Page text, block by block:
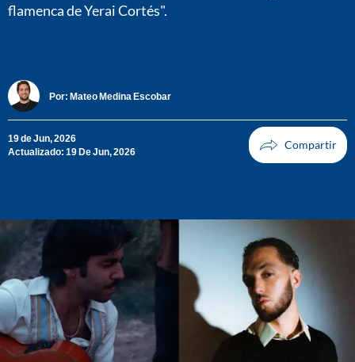
flamenca de Yerai Cortés".
Por: Mateo Medina Escobar
19 de Jun, 2026
Actualizado: 19 De Jun, 2026